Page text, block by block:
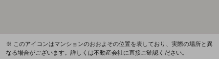
※ このアイコンはマンションのおおよその位置を表しており、実際の場所と異
なる場合がございます。詳しくは不動産会社に直接ご確認ください。